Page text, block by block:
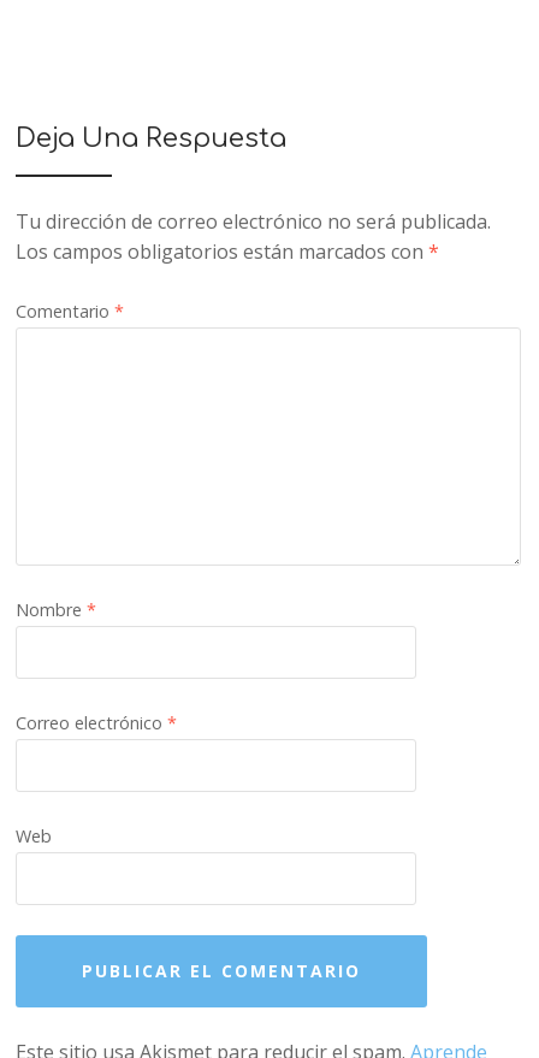
Deja Una Respuesta
Tu dirección de correo electrónico no será publicada.
Los campos obligatorios están marcados con*
Comentario*
Nombre*
Correo electrónico*
Web
Este sitio usa Akismet para reducir el spam.Aprende